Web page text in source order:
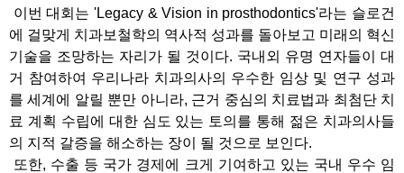
이번 대회는 'Legacy & Vision in prosthodontics'라는 슬로건
에 걸맞게 치과보철학의 역사적 성과를 돌아보고 미래의 혁신
기술을 조망하는 자리가 될 것이다. 국내외 유명 연자들이 대
거 참여하여 우리나라 치과의사의 우수한 임상 및 연구 성과
를 세계에 알릴 뿐만 아니라, 근거 중심의 치료법과 최첨단 치
료 계획 수립에 대한 심도 있는 토의를 통해 젊은 치과의사들
의 지적 갈증을 해소하는 장이 될 것으로 보인다.
또한, 수출 등 국가 경제에 크게 기여하고 있는 국내 우수 임